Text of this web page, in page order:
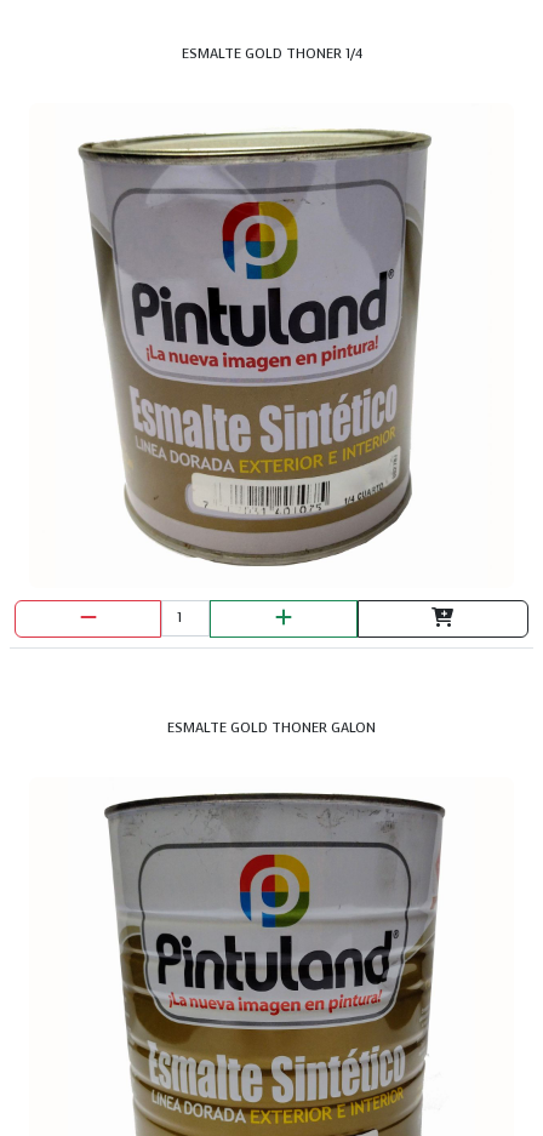
ESMALTE GOLD THONER 1/4
ESMALTE GOLD THONER GALON